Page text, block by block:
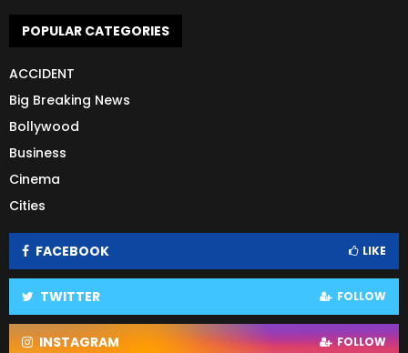
POPULAR CATEGORIES
ACCIDENT
Big Breaking News
Bollywood
Business
Cinema
Cities
FACEBOOK LIKE
TWITTER FOLLOW
INSTAGRAM FOLLOW